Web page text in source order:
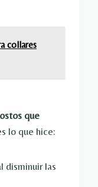
collares
que
lo que hice:
disminuir las